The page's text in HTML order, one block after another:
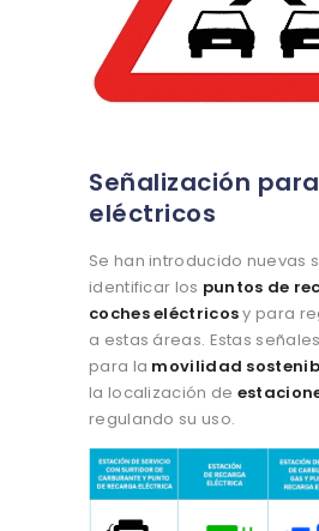
Señalización
eléctricos
Se han introducido nuevas
identificar los puntos de
coches eléctricosy para
a estas áreas. Estas
para la movilidad
la localización de
regulando su uso.